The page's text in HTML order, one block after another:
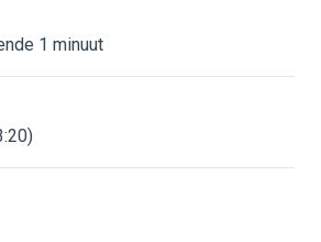
1 minuut